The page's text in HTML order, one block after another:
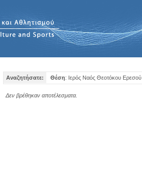
Αναζητήσατε: Θέση: Ιερός Ναός Θεοτόκου Ερεσού
Δεν βρέθηκαν αποτέλεσματα.